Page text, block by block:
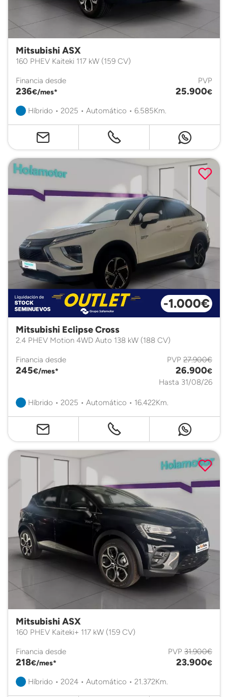
Mitsubishi ASX
160 PHEV Kaiteki 117 kW (159 CV)
Financia desde
236€/mes*
PVP
25.900€
Híbrido • 2025 • Automático • 6.585Km.
-1.000€
Mitsubishi Eclipse Cross
2.4 PHEV Motion 4WD Auto 138 kW (188 CV)
Financia desde
245€/mes*
PVP 27.900€
26.900€
Hasta 31/08/26
Híbrido • 2025 • Automático • 16.422Km.
Mitsubishi ASX
160 PHEV Kaiteki+ 117 kW (159 CV)
Financia desde
218€/mes*
PVP 31.900€
23.900€
Híbrido • 2024 • Automático • 21.372Km.